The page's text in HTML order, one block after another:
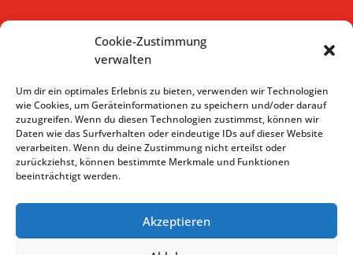
Cookie-Zustimmung
verwalten
Um dir ein optimales Erlebnis zu bieten, verwenden wir Technologien
wie Cookies, um Geräteinformationen zu speichern und/oder darauf
zuzugreifen. Wenn du diesen Technologien zustimmst, können wir
Daten wie das Surfverhalten oder eindeutige IDs auf dieser Website
verarbeiten. Wenn du deine Zustimmung nicht erteilst oder
zurückziehst, können bestimmte Merkmale und Funktionen
beeinträchtigt werden.
Akzeptieren
Kontakt.☎︎ 08105 7732467
info@maharaja-gilching.de
Lieferservice Speisekarte
Indische Küche
Tischreservierung
Anfahrt